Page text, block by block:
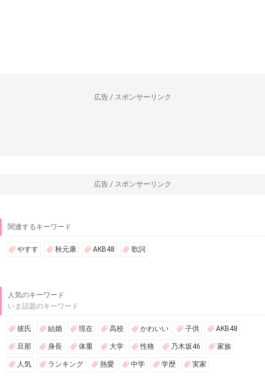
広告 / スポンサーリンク
広告 / スポンサーリンク
関連するキーワード
やすす 秋元康 AKB48 歌詞
人気のキーワード
いま話題のキーワード
彼氏 結婚 現在 高校 かわいい 子供 AKB48
旦那 身長 体重 大学 性格 乃木坂46 家族
人気 ランキング 熱愛 中学 学歴 実家